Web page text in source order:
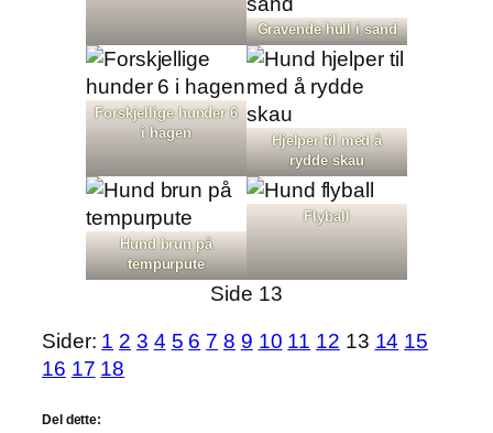
Gravende hull i sand
Forskjellige hunder 6
i hagen
Hjelper til med å
rydde skau
Hund brun på
tempurpute
Flyball
Side 13
Sider: 1 2 3 4 5 6 7 8 9 10 11 12 13 14 15
16 17 18
Del dette: